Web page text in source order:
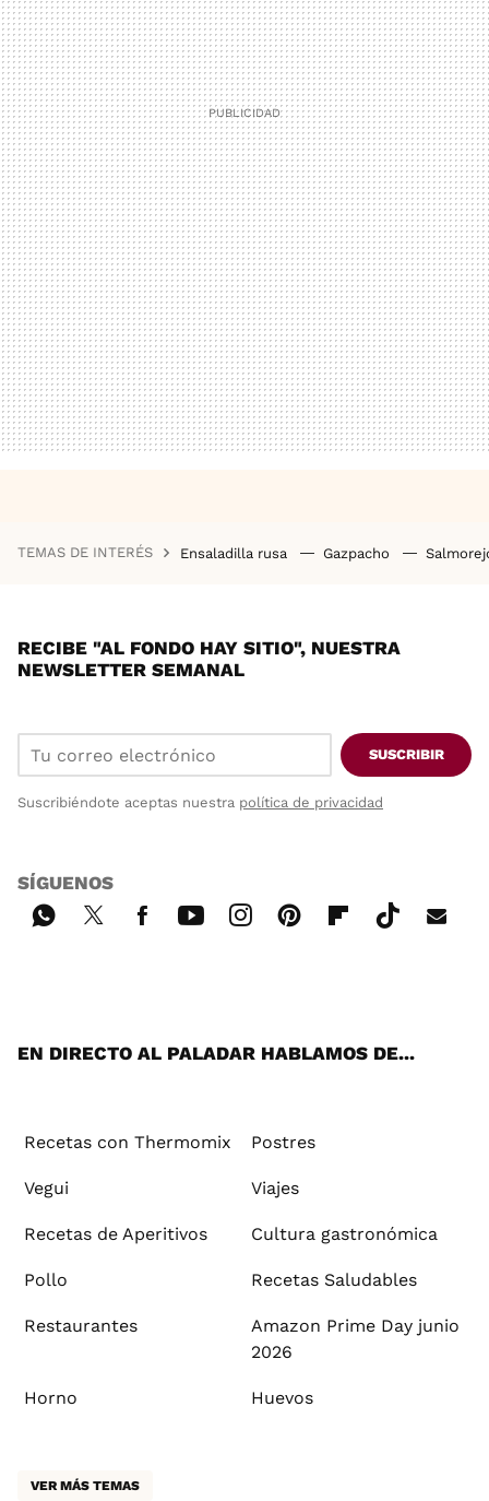
TEMAS DE INTERÉS Ensaladilla rusa Gazpacho
RECIBE "AL FONDO HAY SITIO", NUESTRA
NEWSLETTER SEMANAL
SUSCRIBIR
Suscribiéndote aceptas nuestra política de privacidad
SÍGUENOS
EN DIRECTO AL PALADAR HABLAMOS DE...
Recetas con Thermomix Postres
Vegui Viajes
Recetas de Aperitivos Cultura gastronómica
Pollo Recetas Saludables
Restaurantes
Amazon Prime Day junio
2026
Horno Huevos
VER MÁS TEMAS